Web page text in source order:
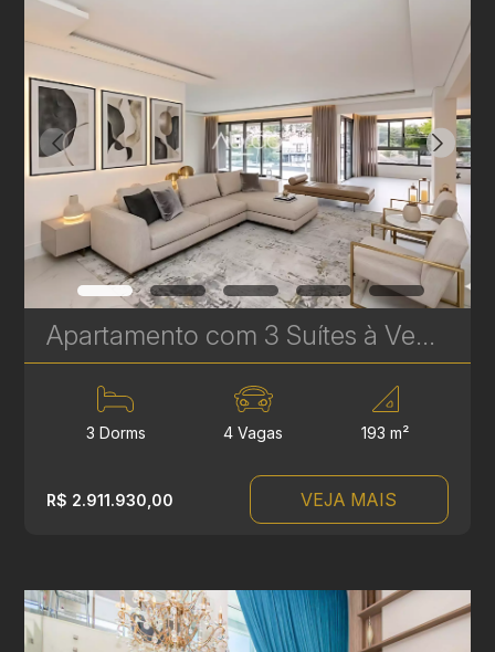
Apartamento com 3 Suítes à Venda no LandHaus Plaenge – 193 m² no Ecoville | Ref. 615
3 Dorms 4 Vagas 193 m²
R$ 2.911.930,00 VEJA MAIS